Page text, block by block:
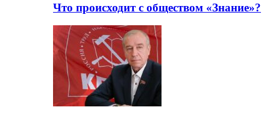
Что происходит с обществом «Знание»?